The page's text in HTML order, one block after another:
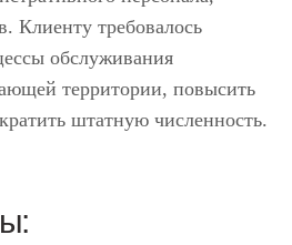
Клиенту требовалось
обслуживания
территории, повысить
штатную численность.